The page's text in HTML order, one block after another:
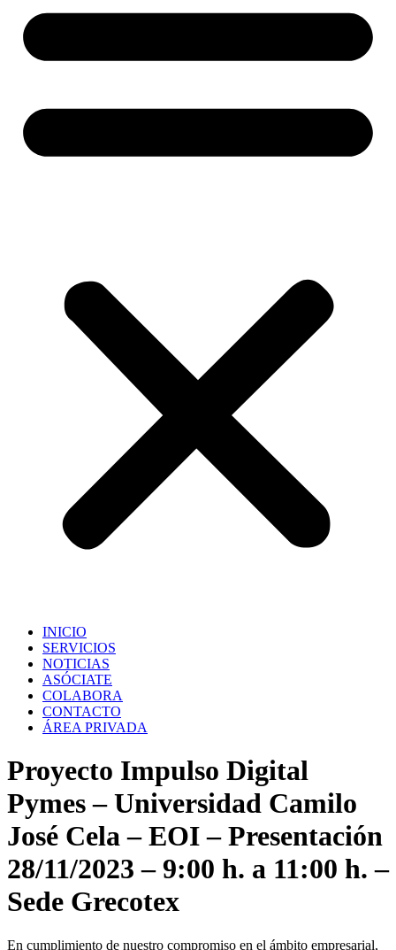
INICIO
SERVICIOS
NOTICIAS
ASÓCIATE
COLABORA
CONTACTO
ÁREA PRIVADA
Proyecto Impulso Digital
Pymes – Universidad Camilo
José Cela – EOI – Presentación
28/11/2023 – 9:00 h. a 11:00 h. –
Sede Grecotex
En cumplimiento de nuestro compromiso en el ámbito empresarial,